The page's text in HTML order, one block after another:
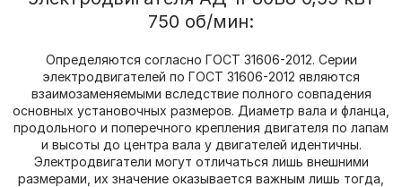
750 об/мин:
Определяются согласно ГОСТ 31606-2012. Серии
электродвигателей по ГОСТ 31606-2012 являются
взаимозаменяемыми вследствие полного совпадения
основных установочных размеров. Диаметр вала и фланца,
продольного и поперечного крепления двигателя по лапам
и высоты до центра вала у двигателей идентичны.
Электродвигатели могут отличаться лишь внешними
размерами, их значение оказывается важным лишь тогда,